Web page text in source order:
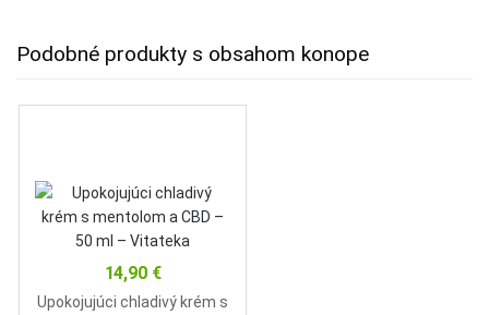
Podobné produkty s obsahom konope
14,90 €
Upokojujúci chladivý krém s